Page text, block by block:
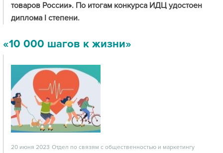
товаров России». По итогам конкурса ИДЦ удостоен
диплома I степени.
«10 000 шагов к жизни»
20 июня 2023 Отдел по связям с общественностью и маркетингу